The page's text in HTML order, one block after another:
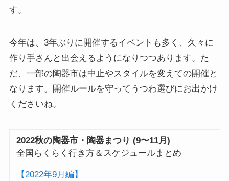
す。
今年は、3年ぶりに開催するイベントも多く、久々に
作り手さんと出会えるようになりつつあります。た
だ、一部の陶器市は中止やスタイルを変えての開催と
なります。開催ルールを守ってうつわ選びにお出かけ
くださいね。
2022秋の陶器市・陶器まつり (9〜11月)
全国らくらく行き方＆スケジュールまとめ
【2022年9月編】